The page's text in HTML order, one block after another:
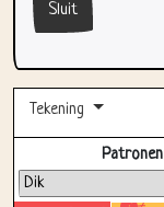
Sluit
Tekening
Patronen